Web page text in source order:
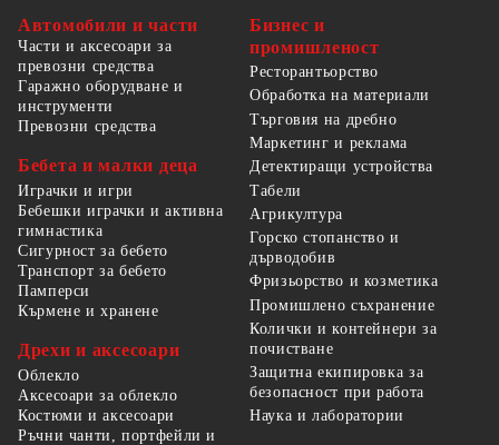
Автомобили и части
Части и аксесоари за
превозни средства
Гаражно оборудване и
инструменти
Превозни средства
Бебета и малки деца
Играчки и игри
Бебешки играчки и активна
гимнастика
Сигурност за бебето
Транспорт за бебето
Памперси
Кърмене и хранене
Дрехи и аксесоари
Облекло
Аксесоари за облекло
Костюми и аксесоари
Ръчни чанти, портфейли и
Бизнес и
промишленост
Ресторантьорство
Обработка на материали
Търговия на дребно
Маркетинг и реклама
Детектиращи устройства
Табели
Агрикултура
Горско стопанство и
дърводобив
Фризьорство и козметика
Промишлено съхранение
Колички и контейнери за
почистване
Защитна екипировка за
безопасност при работа
Наука и лаборатории